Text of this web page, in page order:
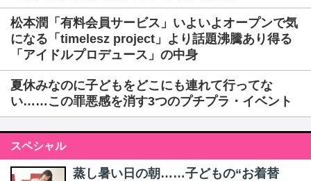
松本潤「有料会員サービス」いよいよオープンで気
になる「timelesz project」より話題沸騰あり得る
「アイドルプロデュース」の中身
夏休みなのに子どもをどこにも連れて行ってな
い……この罪悪感を消す3つのプチプラ・イベント
スペシャル
蒸し暑い日の朝……子どもの“お着替